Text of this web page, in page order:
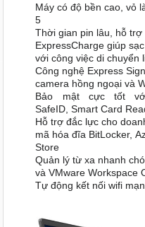
Máy có độ bền cao, vỏ
5
Thời gian pin lâu, hỗ
ExpressCharge giúp
với công việc di chuyển
Công nghệ Express
camera hồng ngoại và
Bảo mật cực tốt
SafeID, Smart Card
Hỗ trợ đắc lực cho
mã hóa đĩa BitLocker,
Store
Quản lý từ xa nhanh
và VMware Workspace
Tự động kết nối wifi